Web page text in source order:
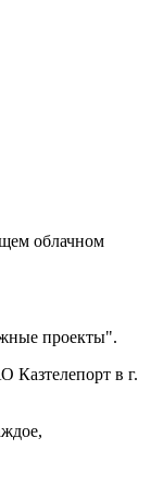
облачном
проекты".
Казтелепорт в г.